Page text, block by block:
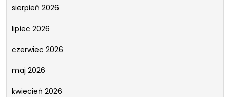
sierpień 2026
lipiec 2026
czerwiec 2026
maj 2026
kwiecień 2026